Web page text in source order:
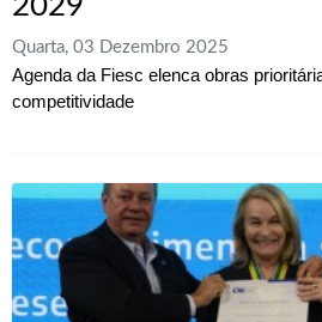
2029
Quarta, 03 Dezembro 2025
Agenda da Fiesc elenca obras
competitividade